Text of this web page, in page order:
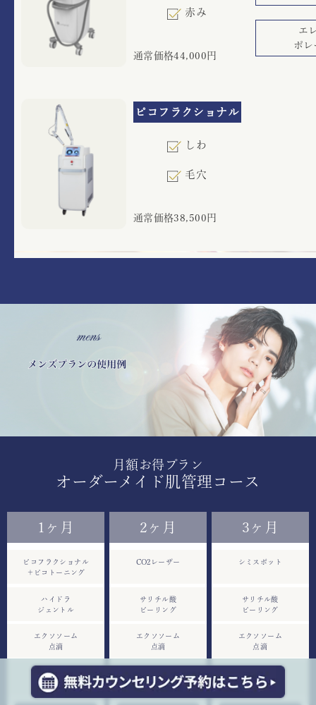
赤み
通常価格44,000円
エ
ポレ
ピコフラクショナル
しわ
毛穴
通常価格38,500円
月額お得プラン
オーダーメイド肌管理コース
1ヶ月
ピコフラクショナル
＋ピコトーニング
ハイドラ
ジェントル
エクソソーム
点滴
他点滴1種
2ヶ月
CO2レーザー
サリチル酸
ピーリング
エクソソーム
点滴
3ヶ月
シミスポット
サリチル酸
ピーリング
エクソソーム
点滴